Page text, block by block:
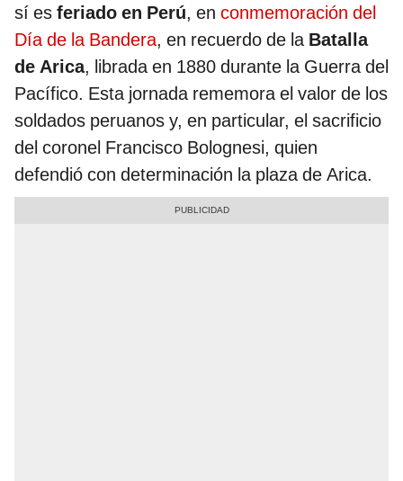
sí es feriado en Perú, en conmemoración del
Día de la Bandera, en recuerdo de la Batalla
de Arica, librada en 1880 durante la Guerra del
Pacífico. Esta jornada rememora el valor de los
soldados peruanos y, en particular, el sacrificio
del coronel Francisco Bolognesi, quien
defendió con determinación la plaza de Arica.